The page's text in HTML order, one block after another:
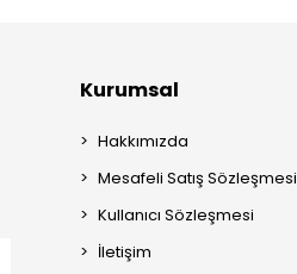
Kurumsal
Hakkımızda
Mesafeli Satış Sözleşmesi
Kullanıcı Sözleşmesi
İletişim